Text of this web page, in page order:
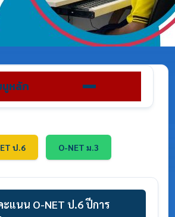
นูหลัก
ป.6 O-NET ม.3
แนน O-NET ป.6 ปีการ